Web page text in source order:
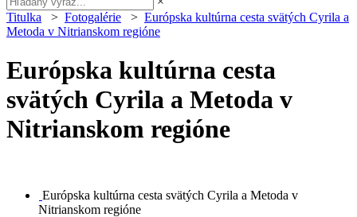
Titulka > Fotogalérie > Európska kultúrna cesta svätých Cyrila a
Metoda v Nitrianskom regióne
Európska kultúrna cesta
svätých Cyrila a Metoda v
Nitrianskom regióne
Európska kultúrna cesta svätých Cyrila a Metoda v
Nitrianskom regióne